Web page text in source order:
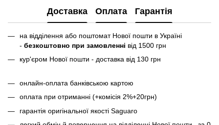
Доставка Оплата Гарантія
на відділення або поштомат Нової пошти в Україні
- безкоштовно при замовленні від 1500 грн
кур'єром Нової пошти - доставка від 130 грн
онлайн-оплата банківською картою
оплата при отриманні (+комісія 2%+20грн)
гарантія оригінальної якості Saguaro